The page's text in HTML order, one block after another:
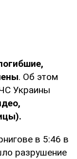
. Об этом
Украины
в 5:46 в
разрушение